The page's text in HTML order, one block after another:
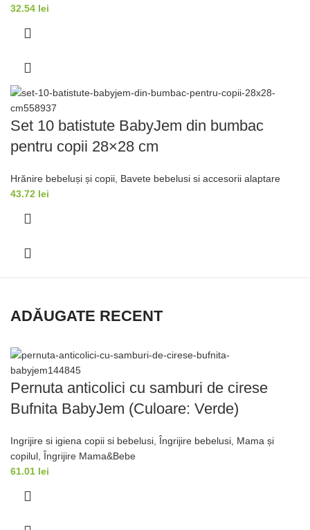
32.54 lei
Set 10 batistute BabyJem din bumbac
pentru copii 28×28 cm
Hrănire bebeluși și copii Bavete bebelusi si accesorii alaptare
43.72 lei
ADĂUGATE RECENT
Pernuta anticolici cu samburi de cirese
Bufnita BabyJem (Culoare: Verde)
Ingrijire si igiena copii si bebelusi Îngrijire bebelusi Mama și
copilul Îngrijire Mama&Bebe
61.01 lei